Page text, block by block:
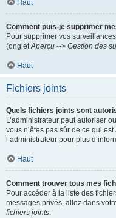
Haut
Comment puis-je supprimer
Pour supprimer vos
(ongletAperçu --> Gestion des
Haut
Fichiers joints
Quels fichiers joints sont
L’administrateur peut autoriser
vous n’êtes pas sûr de ce qui
l’administrateur pour plus
Haut
Comment trouver tous mes
Pour accéder à la liste des
messages privés, allez dans
fichiers joints.